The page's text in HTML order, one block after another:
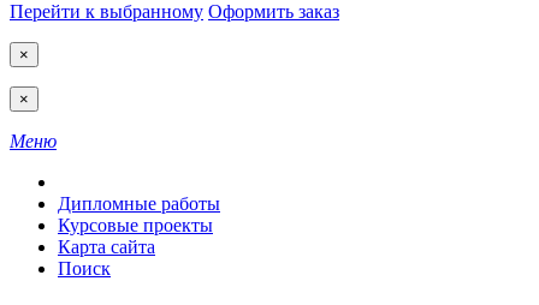
Перейти к выбранному Оформить заказ
×
×
Меню
Дипломные работы
Курсовые проекты
Карта сайта
Поиск